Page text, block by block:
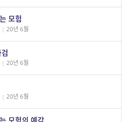
모험
| 20년 6월
| 20년 6월
| 20년 6월